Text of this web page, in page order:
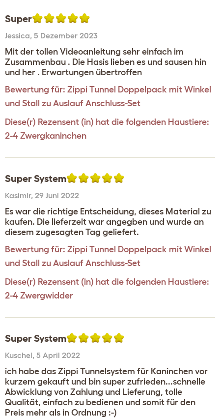
Super
Jessica, 5 Dezember 2023
Mit der tollen Videoanleitung sehr einfach im
Zusammenbau . Die Hasis lieben es und sausen hin
und her . Erwartungen übertroffen
Bewertung für: Zippi Tunnel Doppelpack mit Winkel
und Stall zu Auslauf Anschluss-Set
Diese(r) Rezensent (in) hat die folgenden Haustiere:
2-4 Zwergkaninchen
Super System
Kasimir, 29 Juni 2022
Es war die richtige Entscheidung, dieses Material zu
kaufen. Die lieferzeit war angegben und wurde an
diesem zugesagten Tag geliefert.
Bewertung für: Zippi Tunnel Doppelpack mit Winkel
und Stall zu Auslauf Anschluss-Set
Diese(r) Rezensent (in) hat die folgenden Haustiere:
2-4 Zwergwidder
Super System
Kuschel, 5 April 2022
ich habe das Zippi Tunnelsystem für Kaninchen vor
kurzem gekauft und bin super zufrieden...schnelle
Abwicklung von Zahlung und Lieferung, tolle
Qualität, einfach zu bedienen und somit für den
Preis mehr als in Ordnung :-)